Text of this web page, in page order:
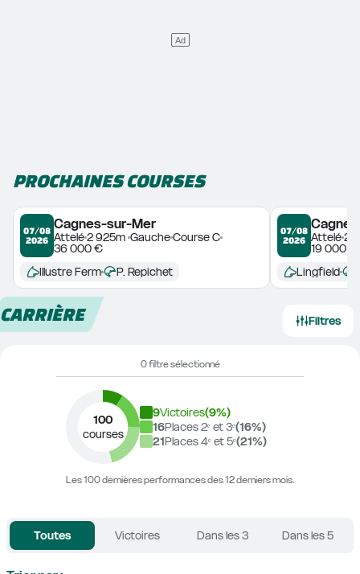
PROCHAINES COURSES
07/08
2026
Cagnes-sur-Mer
Attelé2 925m GaucheCourse C
36 000 €
Illustre Ferm
P. Repichet
07/08
2026 Attelé2
19 000 €
Lingfield
CARRIÈRE Filtres
0 filtre sélectionné
100
courses
9Victoires(9%)
16Places 2ᵉ et 3ᵉ(16%)
21Places 4ᵉ et 5ᵉ(21%)
Les 100 dernières performances des 12 derniers mois.
Toutes Victoires Dans les 3 Dans les 5